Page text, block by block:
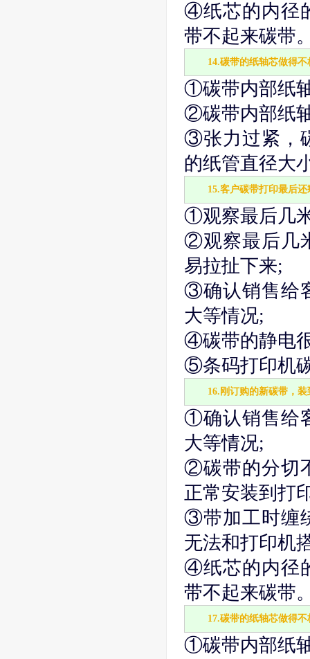
④纸芯的内径
带不起来碳带
14.碳带的纸轴芯做得
①碳带内部纸
②碳带内部纸
③张力过紧，
的纸管直径大
15.客户碳带打印最后
①观察最后几
②观察最后几
易拉扯下来;
③确认销售给
大等情况;
④碳带的静电
⑤条码打印机
16.刚订购的新碳带，
①确认销售给
大等情况;
②碳带的分切
正常安装到打
③带加工时缠
无法和打印机
④纸芯的内径
带不起来碳带
17.碳带的纸轴芯做得
①碳带内部纸